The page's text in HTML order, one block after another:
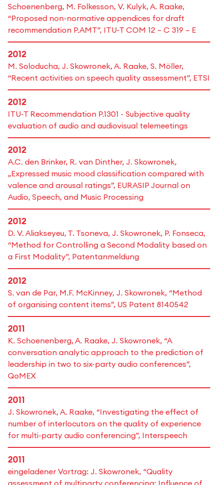
Schoenenberg, M. Folkesson, V. Kulyk, A. Raake,
“Proposed non-normative appendices for draft
recommendation P.AMT”, ITU-T COM 12 – C 319 – E
2012
M. Soloducha, J. Skowronek, A. Raake, S. Möller,
“Recent activities on speech quality assessment”, ETSI
2012
ITU-T Recommendation P.1301 - Subjective quality
evaluation of audio and audiovisual telemeetings
2012
A.C. den Brinker, R. van Dinther, J. Skowronek,
„Expressed music mood classification compared with
valence and arousal ratings”, EURASIP Journal on
Audio, Speech, and Music Processing
2012
D. V. Aliakseyeu, T. Tsoneva, J. Skowronek, P. Fonseca,
“Method for Controlling a Second Modality based on
a First Modality”, Patentanmeldung
2012
S. van de Par, M.F. McKinney, J. Skowronek, “Method
of organising content items”, US Patent 8140542
2011
K. Schoenenberg, A. Raake, J. Skowronek, “A
conversation analytic approach to the prediction of
leadership in two to six-party audio conferences”,
QoMEX
2011
J. Skowronek, A. Raake, “Investigating the effect of
number of interlocutors on the quality of experience
for multi-party audio conferencing”, Interspeech
2011
eingeladener Vortrag: J. Skowronek, “Quality
assessment of multiparty conferencing: Influence of